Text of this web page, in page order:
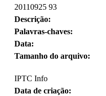
20110925 93
Descrição:
Palavras-chaves:
Data:
Tamanho do arquivo:
IPTC Info
Data de criação: